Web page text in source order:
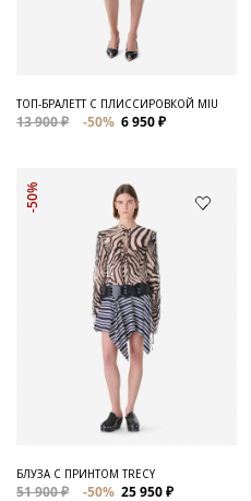
ТОП-БРАЛЕТТ С ПЛИССИРОВКОЙ MIU
13 900 ₽ -50% 6 950 ₽
-50%
БЛУЗА С ПРИНТОМ TRECY
51 900 ₽ -50% 25 950 ₽